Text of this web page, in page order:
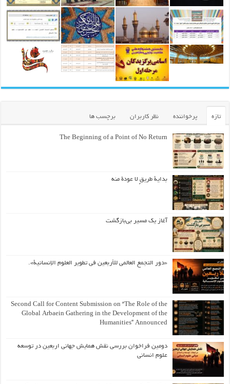
تازه پرخواننده نظر کاربران برچسب ها
The Beginning of a Point of No Return
بداية طريقٍ لا عودة منه
آغاز یک مسیر بی‌بازگشت
«دور التجمع العالمي للأربعين في تطوير العلوم الإنسانية».
Second Call for Content Submission on “The Role of the
Global Arbaein Gathering in the Development of the
Humanities” Announced
دومین فراخوان بررسی نقش همایش جهانی اربعین در توسعه
علوم انسانی